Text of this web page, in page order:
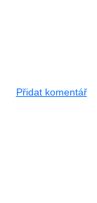
Přidat komentář